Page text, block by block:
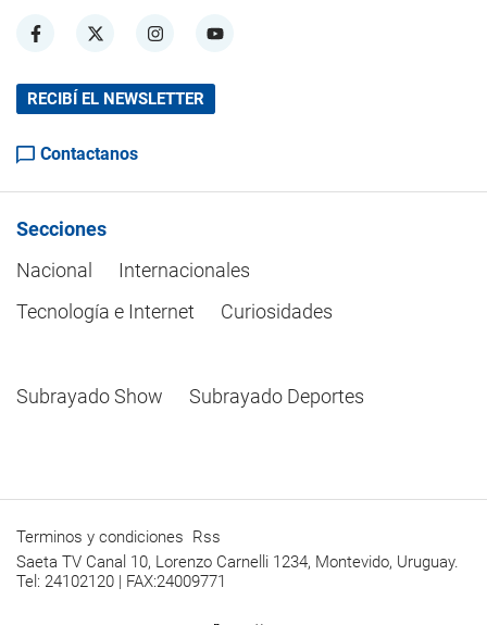
RECIBÍ EL NEWSLETTER
Contactanos
Secciones
Nacional
Internacionales
Tecnología e Internet
Curiosidades
Subrayado Show Subrayado Deportes
Terminos y condiciones Rss
Saeta TV Canal 10, Lorenzo Carnelli 1234, Montevido, Uruguay.
Tel: 24102120 | FAX:24009771